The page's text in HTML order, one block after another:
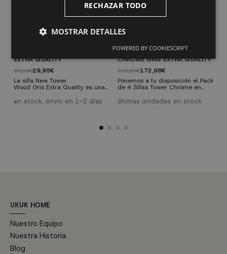
EXTRA QUALITY
68,06€29,95€
La silla New Tower
Wood Gris Extra Quality es una
más famosas de la historia,
diseñada en 1950, y que
en stock, envío en 1-2 días
PACK 4 SILLAS TOWER
CHROME GRIS EXTRA QUALITY
558,00€172,98€
Ponemos a tu disposición el Pack
de 4 Sillas Tower Chrome en
disponibles, para que poner en
últimas unidades en stock
UKUK HOME
Nuestro Equipo
Nuestra Historia
Blog
RECHAZAR TODO
MOSTRAR DETALLES
POWERED BY COOKIESCRIPT